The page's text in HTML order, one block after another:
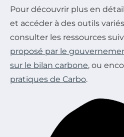
Pour découvrir plus en
et accéder à des outils
consulter les ressources
proposé par le
sur le bilan carbone, ou
pratiques de Carbo.